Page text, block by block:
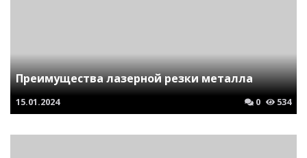
Преимущества лазерной резки металла
15.01.2024 0 534